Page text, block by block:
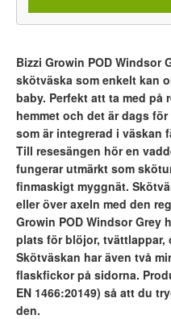
Bizzi Growin POD Windsor
skötväska som enkelt kan
baby. Perfekt att ta med på
hemmet och det är dags
som är integrerad i väskan
Till resesängen hör en
fungerar utmärkt som
finmaskigt myggnät.
eller över axeln med den
Growin POD Windsor Grey
plats för blöjor, tvättlappar,
Skötväskan har även två
flaskfickor på sidorna.
EN 1466:20149) så att du
den.